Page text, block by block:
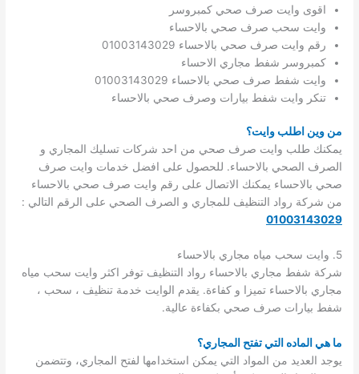
اقوى وايت صرف صحي كمبروسر
وايت سحب صرف صحي بالاحساء
رقم وايت صرف صحي بالاحساء 01003143029
كمبروسر شفط مجاري الاحساء
وايت شفط صرف صحي بالاحساء 01003143029
تنكر وايت شفط بيارات وصرف صحي بالاحساء
من وين اطلب وايت؟
يمكنك طلب وايت صرف صحي من احد شركات تسليك المجاري و
الصرف الصحي بالاحساء. للحصول على افضل خدمات وايت صرف
صحي بالاحساء يمكنك الاتصال على رقم وايت صرف صحي بالاحساء
من شركة رواد التنظيف للمجاري و الصرف الصحي على الرقم التالي :
01003143029
5. وايت سحب مياه مجاري بالاحساء
شركة شفط مجاري بالاحساء رواد التنظيف توفر اكثر وايت سحب مياه
مجاري بالاحساء تميزا و كفاءة. يقدم الوايت خدمة تنظيف ، سحب ،
شفط بيارات صرف صحي بكفاءة عالية.
ما هي الماده التي تفتح المجاري؟
يوجد العديد من المواد التي يمكن استخدامها لفتح المجاري، وتتضمن